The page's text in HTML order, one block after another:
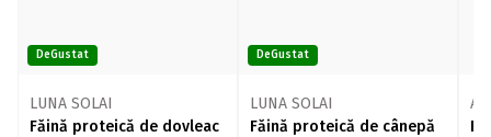
DeGustat
LUNA SOLAI
Făină proteică de dovleac
DeGustat
LUNA SOLAI
Făină proteică de cânepă